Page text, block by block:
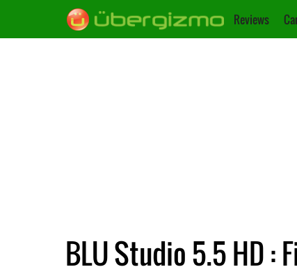
Reviews
BLU Studio 5.5 HD :